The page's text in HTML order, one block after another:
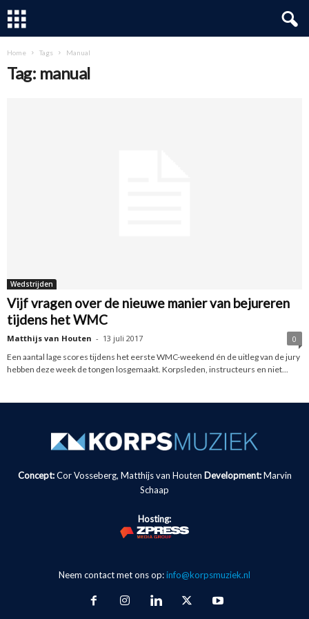
Home Tags Manual
Tag: manual
Wedstrijden
Vijf vragen over de nieuwe manier van bejureren
tijdens het WMC
Matthijs van Houten - 13 juli 2017
0
Een aantal lage scores tijdens het eerste WMC-weekend én de uitleg van de jury
hebben deze week de tongen losgemaakt. Korpsleden, instructeurs en niet...
Concept:Cor Vosseberg, Matthijs van Houten Development: Marvin
Schaap
Hosting:
Neem contact met ons op:info@korpsmuziek.nl